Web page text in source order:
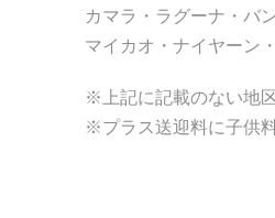
カマラ・ラグーナ・バ
マイカオ・ナイヤーン
※上記に記載のない地
※プラス送迎料に子供